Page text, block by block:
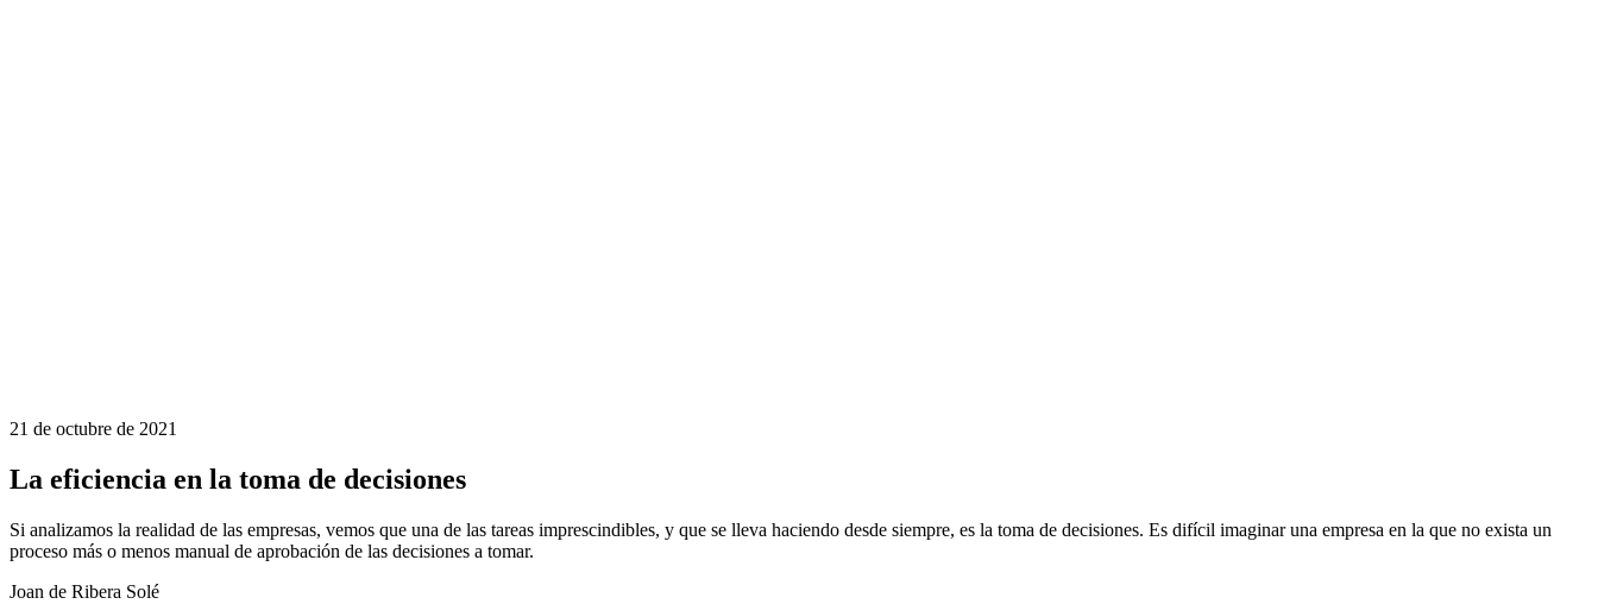
21 de octubre de 2021
La eficiencia en la toma de decisiones
Si analizamos la realidad de las empresas, vemos que una de las tareas imprescindibles, y que se lleva haciendo desde siempre, es la toma de decisiones. Es difícil imaginar una empresa en la que no exista un
proceso más o menos manual de aprobación de las decisiones a tomar.
Joan de Ribera Solé